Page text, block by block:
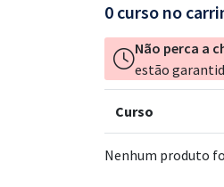
0 curso no
Não perca a
estão
Curso
Nenhum produto